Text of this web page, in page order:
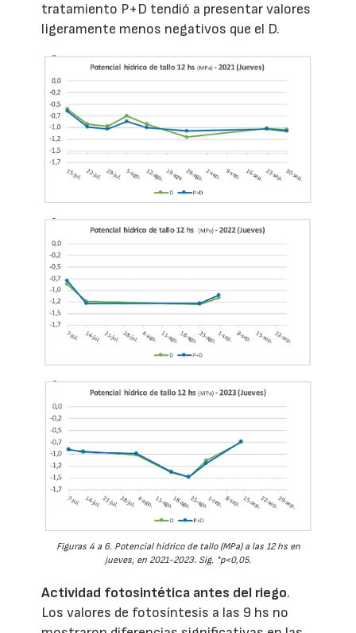
tratamiento P+D tendió a presentar valores
ligeramente menos negativos que el D.
Figuras 4 a 6. Potencial hídrico de tallo (MPa) a las 12 hs en
jueves, en 2021-2023. Sig. *p<0,05.
Actividad fotosintética antes del riego.
Los valores de fotosíntesis a las 9 hs no